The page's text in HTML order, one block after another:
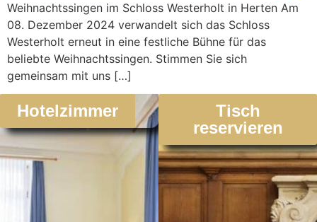
Weihnachtssingen im Schloss Westerholt in Herten Am
08. Dezember 2024 verwandelt sich das Schloss
Westerholt erneut in eine festliche Bühne für das
beliebte Weihnachtssingen. Stimmen Sie sich
gemeinsam mit uns […]
Hotelzimmer
Tisch
reservieren